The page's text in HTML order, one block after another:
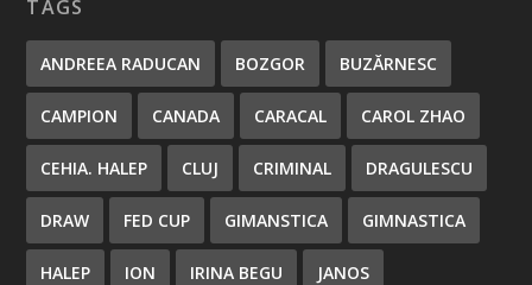
TAGS
ANDREEA RADUCAN BOZGOR BUZĂRNESC
CAMPION CANADA CARACAL CAROL ZHAO
CEHIA. HALEP CLUJ CRIMINAL DRAGULESCU
DRAW FED CUP GIMANSTICA GIMNASTICA
HALEP ION IRINA BEGU JANOS